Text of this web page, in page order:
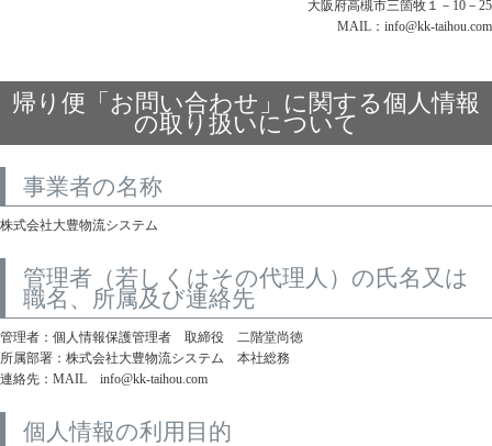
大阪府高槻市三箇牧１－10－25
MAIL：info@kk-taihou.com
帰り便「お問い合わせ」に関する個人情報
の取り扱いについて
事業者の名称
株式会社大豊物流システム
管理者（若しくはその代理人）の氏名又は
職名、所属及び連絡先
管理者：個人情報保護管理者 取締役 二階堂尚徳
所属部署：株式会社大豊物流システム 本社総務
連絡先：MAIL info@kk-taihou.com
個人情報の利用目的